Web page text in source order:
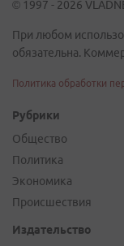
© 1997 - 2026
При любом
обязательна.
Политика обработки
Рубрики
Общество
Политика
Экономика
Происшествия
Издательство